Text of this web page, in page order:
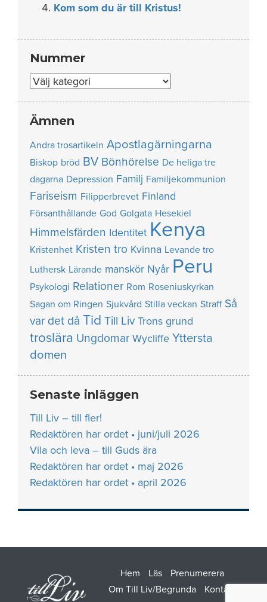
Kom som du är till Kristus!
Nummer
Nummer
Ämnen
Andra trosartikeln Apostlagärningarna
Biskop bröd BV Bönhörelse De heliga tre
dagarna Depression Familj Familjekommunion
Fariseism Filipperbrevet Finland
Försanthållande God Golgata Hesekiel
Himmelsfärden Identitet Kenya
Kristenhet Kristen tro Kvinna Levande tro
Luthersk Lärande manskör Nyår Peru
Psykologi Relationer Rom Roseniuskyrkan
Sagan om Ringen Sjukvård Stilla veckan Straff Så
var det då Tid Till Liv Trons grund
troslära Ungdomar Wycliffe Yttersta
domen
Senaste inläggen
Till Liv – till fler!
Redaktören har ordet • juni/juli 2026
Vila och leva – till Guds ära
Redaktören har ordet • maj 2026
Redaktören har ordet • april 2026
Hem Läs
Prenumerera
Om Till Liv/Begrunda
Kontakt